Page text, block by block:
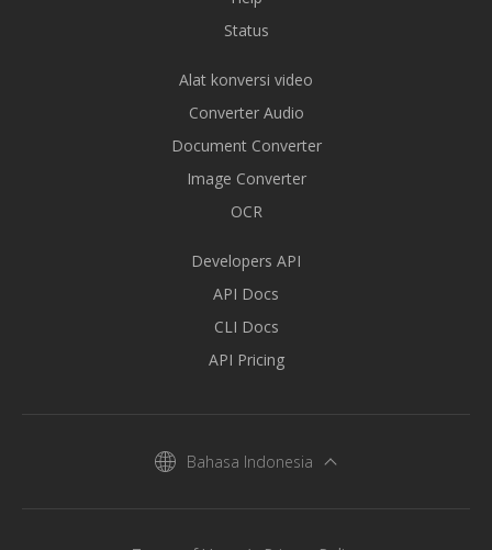
Status
Alat konversi video
Converter Audio
Document Converter
Image Converter
OCR
Developers API
API Docs
CLI Docs
API Pricing
Bahasa Indonesia